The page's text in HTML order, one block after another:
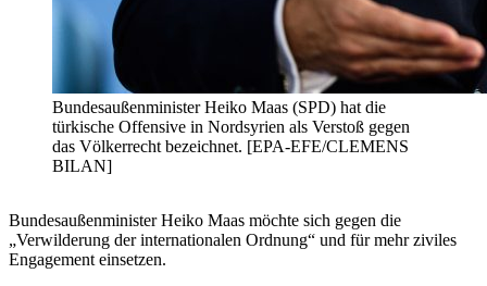
Bundesaußenminister Heiko Maas (SPD) hat die
türkische Offensive in Nordsyrien als Verstoß gegen
das Völkerrecht bezeichnet. [EPA-EFE/CLEMENS
BILAN]
Bundesaußenminister Heiko Maas möchte sich gegen die
„Verwilderung der internationalen Ordnung“ und für mehr ziviles
Engagement einsetzen.